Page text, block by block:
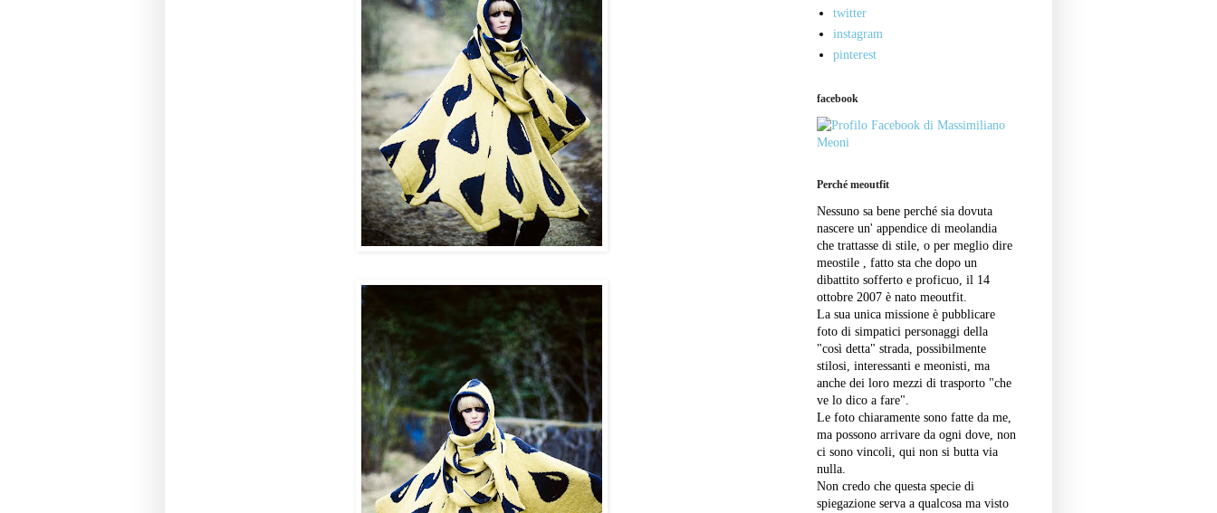
twitter
instagram
pinterest
facebook
Perché meoutfit
Nessuno sa bene perché sia dovuta
nascere un' appendice di meolandia
che trattasse di stile, o per meglio dire
meostile , fatto sta che dopo un
dibattito sofferto e proficuo, il 14
ottobre 2007 è nato meoutfit.
La sua unica missione è pubblicare
foto di simpatici personaggi della
"così detta" strada, possibilmente
stilosi, interessanti e meonisti, ma
anche dei loro mezzi di trasporto "che
ve lo dico a fare".
Le foto chiaramente sono fatte da me,
ma possono arrivare da ogni dove, non
ci sono vincoli, qui non si butta via
nulla.
Non credo che questa specie di
spiegazione serva a qualcosa ma visto